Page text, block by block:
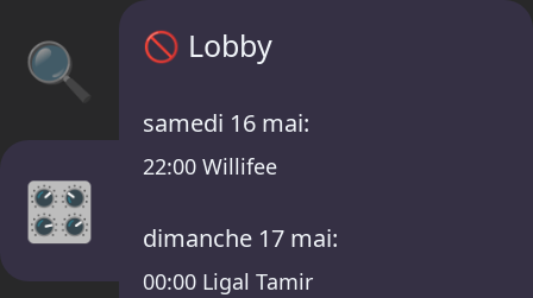
🔍
🎛️
Programme Lobby – MIT DIR im Blank
🚫 Lobby
samedi 16 mai:
22:00 Willifee
dimanche 17 mai:
00:00 Ligal Tamir